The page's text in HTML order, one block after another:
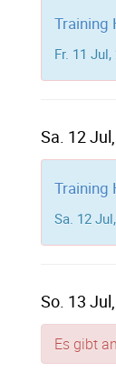
Training
Fr. 11
Sa. 12
Training
Sa. 12
So. 13
Es gibt